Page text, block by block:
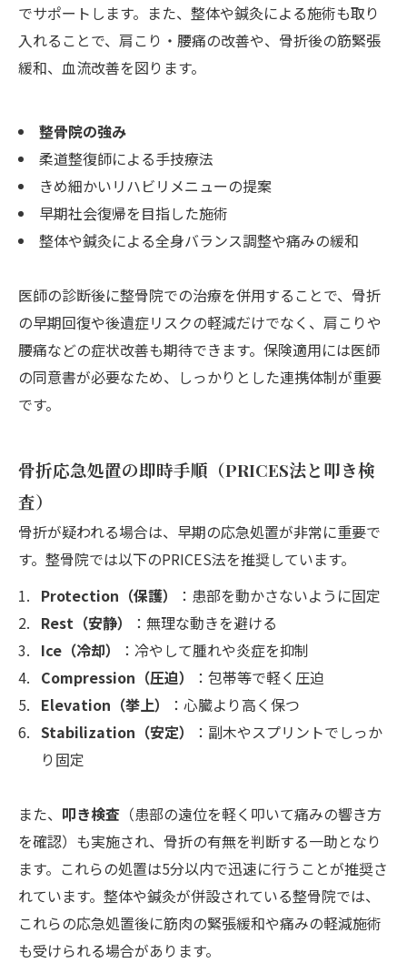
でサポートします。また、整体や鍼灸による施術も取り
入れることで、肩こり・腰痛の改善や、骨折後の筋緊張
緩和、血流改善を図ります。
整骨院の強み
柔道整復師による手技療法
きめ細かいリハビリメニューの提案
早期社会復帰を目指した施術
整体や鍼灸による全身バランス調整や痛みの緩和
医師の診断後に整骨院での治療を併用することで、骨折
の早期回復や後遺症リスクの軽減だけでなく、肩こりや
腰痛などの症状改善も期待できます。保険適用には医師
の同意書が必要なため、しっかりとした連携体制が重要
です。
骨折応急処置の即時手順（PRICES法と叩き検
査）
骨折が疑われる場合は、早期の応急処置が非常に重要で
す。整骨院では以下のPRICES法を推奨しています。
Protection（保護）
：患部を動かさないように固定
Rest（安静）
：無理な動きを避ける
Ice（冷却）
：冷やして腫れや炎症を抑制
Compression（圧迫）
：包帯等で軽く圧迫
Elevation（挙上）
：心臓より高く保つ
Stabilization（安定）
：副木やスプリントでしっか
り固定
また、 叩き検査 （患部の遠位を軽く叩いて痛みの響き方
を確認）も実施され、骨折の有無を判断する一助となり
ます。これらの処置は5分以内で迅速に行うことが推奨さ
れています。整体や鍼灸が併設されている整骨院では、
これらの応急処置後に筋肉の緊張緩和や痛みの軽減施術
も受けられる場合があります。